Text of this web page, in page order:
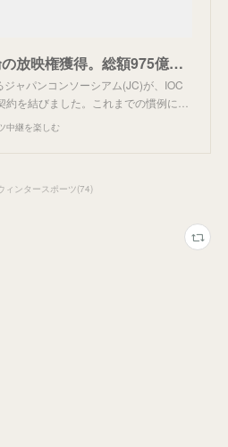
JC、2026～32年五輪の放映権獲得。総額975億円。
ャパンコンソーシアム(JC)が、IOC
を結びました。これまでの慣例に…
中継を楽しむ
ィンタースポーツ(74)